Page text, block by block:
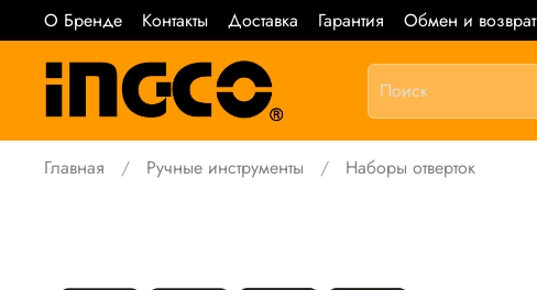
О Бренде Контакты Доставка Гарантия Обмен и возврат
Главная Ручные инструменты Наборы отверток